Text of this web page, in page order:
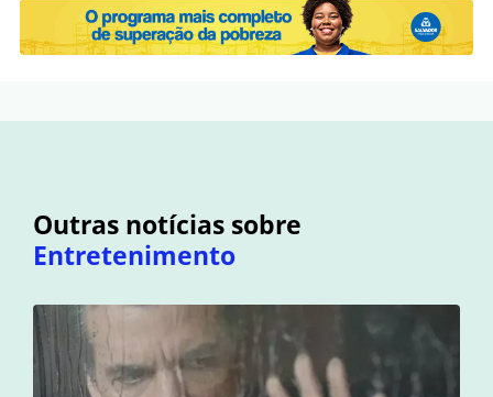
Outras notícias sobre
Entretenimento